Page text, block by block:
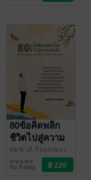
mental,
emotional,
social and
intellectual
abilities)
80ข้อคิดพลิก
ชีวิตไปสู่ความ
สำเร็จ
สมชาติ กิจยรรยง /
สมชาติไอบีซี
พัฒนาตนเอง
No Rating